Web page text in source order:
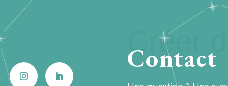
Créer
Contact